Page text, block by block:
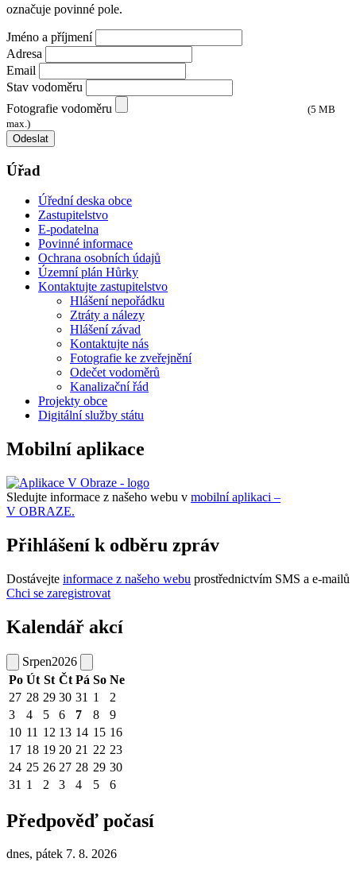
označuje povinné pole.
Jméno a příjmení
Adresa
Email
Stav vodoměru
Fotografie vodoměru
(5 MB
max.)
Odeslat
Úřad
Úřední deska obce
Zastupitelstvo
E-podatelna
Povinné informace
Ochrana osobních údajů
Územní plán Hůrky
Kontaktujte zastupitelstvo
Hlášení nepořádku
Ztráty a nálezy
Hlášení závad
Kontaktujte nás
Fotografie ke zveřejnění
Odečet vodoměrů
Kanalizační řád
Projekty obce
Digitální služby státu
Mobilní aplikace
Sledujte informace z našeho webu v mobilní aplikaci –
V OBRAZE.
Přihlášení k odběru zpráv
Dostávejte informace z našeho webu prostřednictvím SMS a e-mailů
Chci se zaregistrovat
Kalendář akcí
Srpen2026
Po Út St Čt Pá So Ne
27 28 29 30 31 1
2
3
4 5 6 7 8
9
10 11 12 13 14 15 16
17 18 19 20 21 22 23
24 25 26 27 28 29 30
31 1 2 3 4 5 6
Předpověď počasí
dnes, pátek 7. 8. 2026